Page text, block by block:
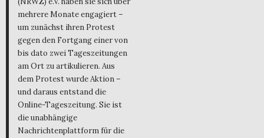
mehrere Monate engagiert –
um zunächst ihren Protest
gegen den Fortgang einer von
bis dato zwei Tageszeitungen
am Ort zu artikulieren. Aus
dem Protest wurde Aktion –
und daraus entstand die
Online-Tageszeitung. Sie ist
die unabhängige
Nachrichtenplattform für die